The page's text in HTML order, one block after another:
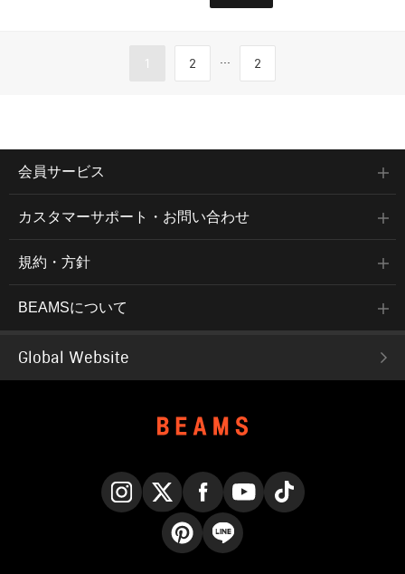
1 2 ... 2
会員サービス
カスタマーサポート・お問い合わせ
規約・方針
BEAMSについて
Global Website